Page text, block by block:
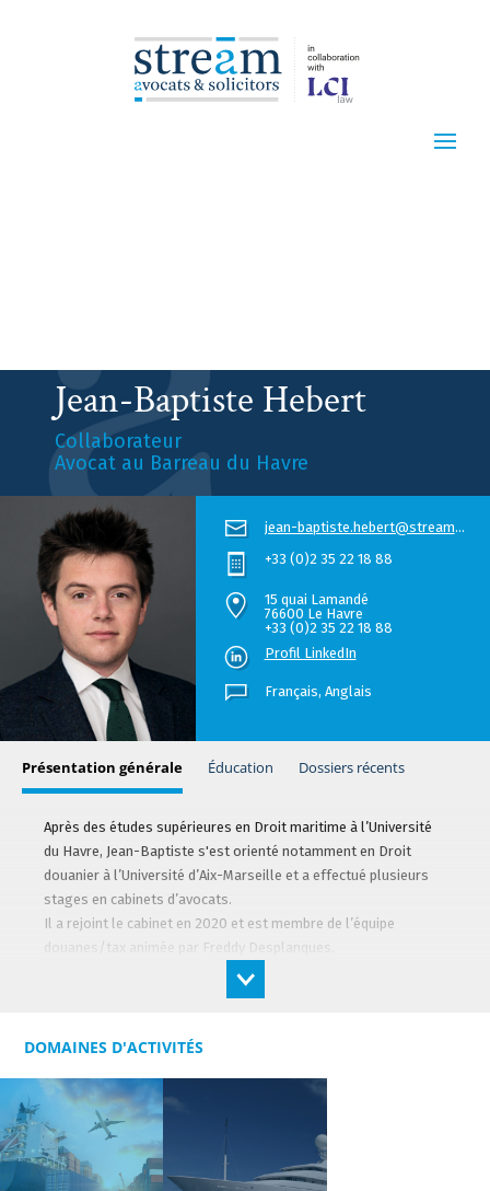
Jean-Baptiste Hebert
Collaborateur
Avocat au Barreau du Havre
Présentation générale Éducation Dossiers récents
Après des études supérieures en Droit maritime à l’Université
du Havre, Jean-Baptiste s'est orienté notamment en Droit
douanier à l’Université d’Aix-Marseille et a effectué plusieurs
stages en cabinets d’avocats.
Il a rejoint le cabinet en 2020 et est membre de l’équipe
douanes/tax animée par Freddy Desplanques.
jean-baptiste.hebert@stream.law
+33 (0)2 35 22 18 88
15 quai Lamandé
76600 Le Havre
+33 (0)2 35 22 18 88
Profil LinkedIn
Français, Anglais
DOMAINES D'ACTIVITÉS